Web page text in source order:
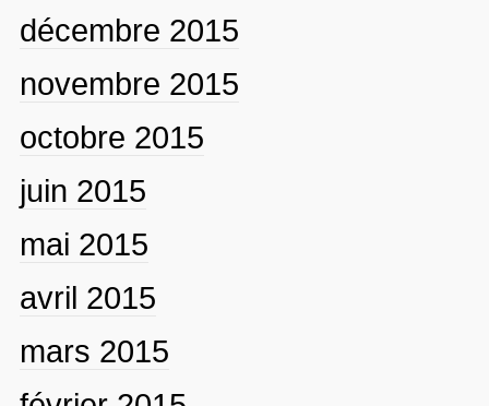
décembre 2015
novembre 2015
octobre 2015
juin 2015
mai 2015
avril 2015
mars 2015